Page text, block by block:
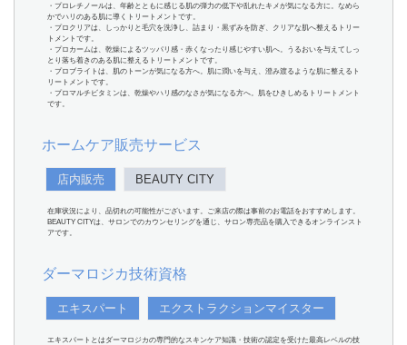
・プロレチノールは、年齢とともに感じる肌の弾力の低下や乱れたキメが気になる方に。なめら
かでハリのある肌に導くトリートメントです。
・プロクリアは、しっかりと毛穴を洗浄し、詰まり・黒ずみを防ぎ、クリアな肌へ整えるトリー
トメントです。
・プロカームは、乾燥によるツッパリ感・赤くなったり感じやすい肌へ。うるおいを与えてしっ
とり落ち着きのある肌に整えるトリートメントです。
・プロブライトは、肌のトーンが気になる方へ。肌に潤いを与え、澄み渡るような肌に整えるト
リートメントです。
・プロマルチビタミンは、乾燥やハリ感のなさが気になる方へ。肌をひきしめるトリートメント
です。
ホームケア販売サービス
店内販売 BEAUTY CITY
在庫状況により、品切れの可能性がございます。ご来店の際は事前のお電話をおすすめします。
BEAUTY CITYは、サロンでのカウンセリングを通じ、サロン専売品を購入できるオンラインスト
アです。
ダーマロジカ技術資格
エキスパート エクストラクションマイスター
エキスパートとはダーマロジカの専門的なスキンケア知識・技術の認定を受けた最高レベルの技